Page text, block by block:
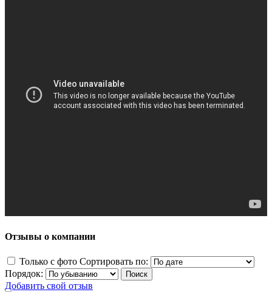
Отзывы о компании
Только с фото Сортировать по:
Порядок:
Добавить свой отзыв